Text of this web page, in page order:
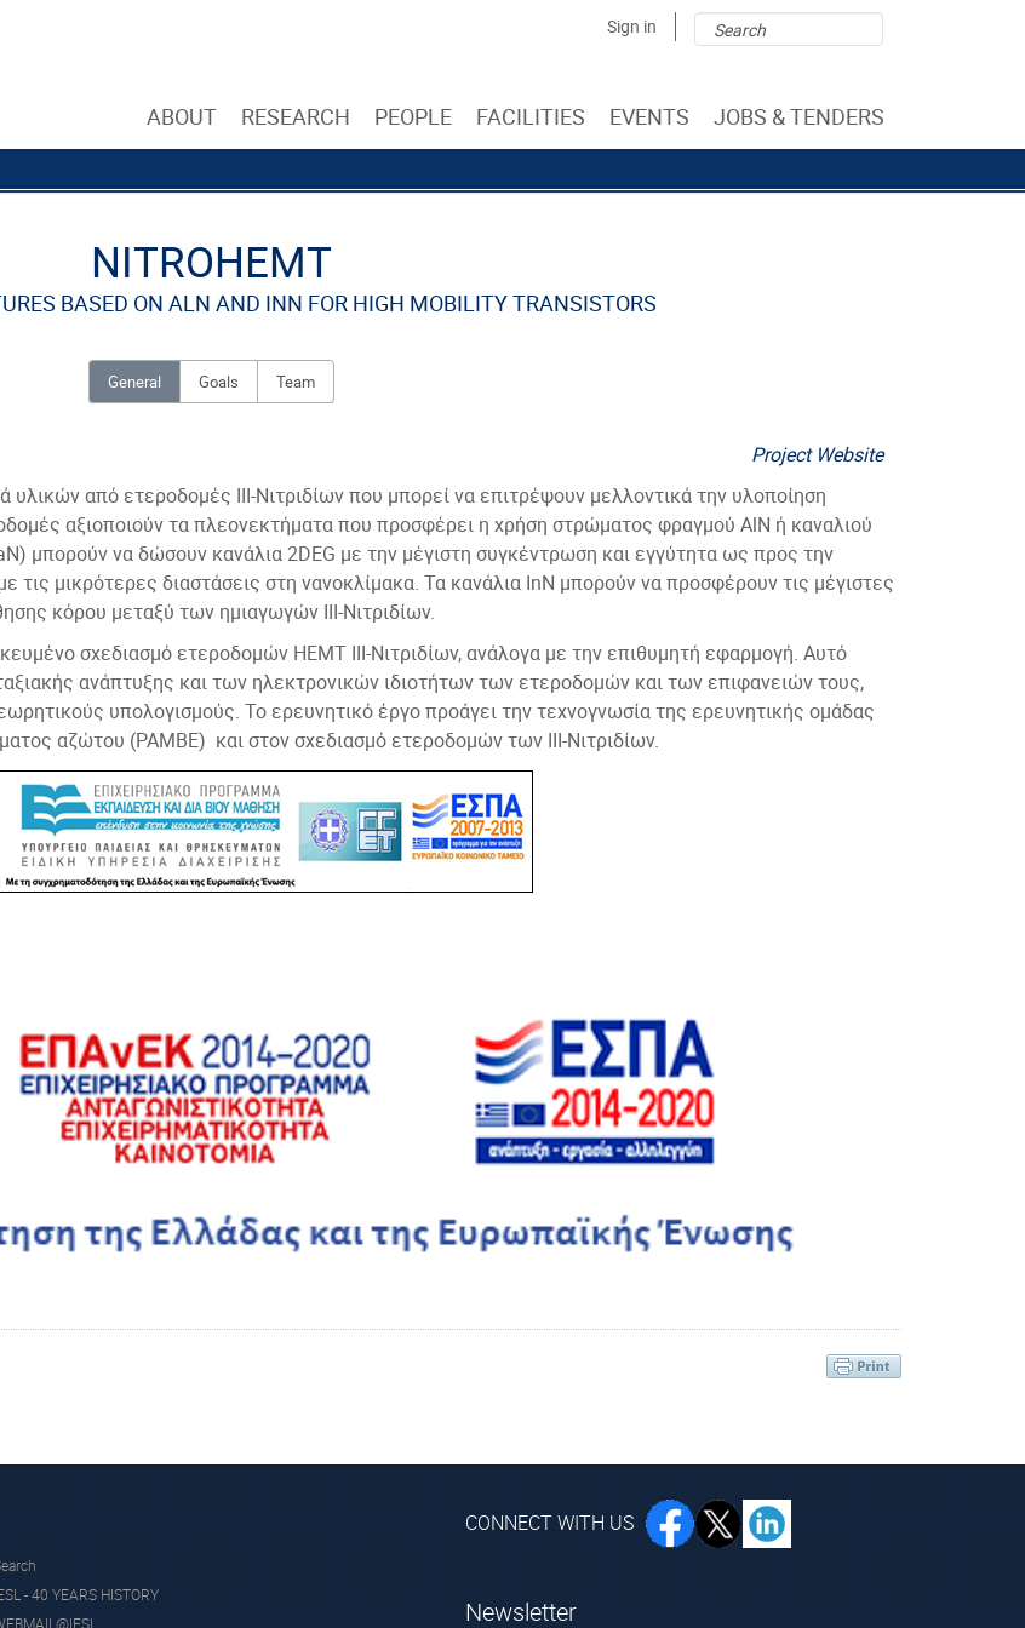
Search
form
Sign in
ABOUT RESEARCH PEOPLE FACILITIES EVENTS JOBS & TENDERS
NITROHEMT
BASED ON ALN AND INN FOR HIGH MOBILITY TRANSISTORS
General Goals Team
Project Website
υλικών από ετεροδομές ΙΙΙ-Νιτριδίων που μπορεί να επιτρέψουν μελλοντικά την υλοποίηση
αξιοποιούν τα πλεονεκτήματα που προσφέρει η χρήση στρώματος φραγμού AlN ή καναλιού
μπορούν να δώσουν κανάλια 2DEG με την μέγιστη συγκέντρωση και εγγύτητα ως προς την
μικρότερες διαστάσεις στη νανοκλίμακα. Τα κανάλια InN μπορούν να προσφέρουν τις μέγιστες
κόρου μεταξύ των ημιαγωγών ΙΙΙ-Νιτριδίων.
σχεδιασμό ετεροδομών HEMT III-Νιτριδίων, ανάλογα με την επιθυμητή εφαρμογή. Αυτό
ανάπτυξης και των ηλεκτρονικών ιδιοτήτων των ετεροδομών και των επιφανειών τους,
υπολογισμούς. Το ερευνητικό έργο προάγει την τεχνογνωσία της ερευνητικής ομάδας
αζώτου (PAMBE) και στον σχεδιασμό ετεροδομών των ΙΙΙ-Νιτριδίων.
ανάπτυξης και των ηλεκτρονικών ιδιοτήτων των ετεροδομών και των επιφανειών τους,
υπολογισμούς. Το ερευνητικό έργο προάγει την τεχνογνωσία της ερευνητικής ομάδας
αζώτου (PAMBE) και στον σχεδιασμό ετεροδομών των ΙΙΙ-Νιτριδίων.
- 40 YEARS HISTORY
CONNECT WITH US
Newsletter